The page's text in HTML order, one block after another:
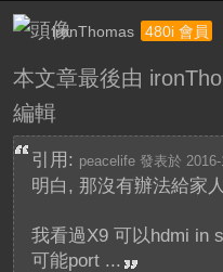
ironThomas 480i 會員
本文章最後由
編輯
引用: peacelife 發表於
明白, 那沒有辦法給家
我看過X9 可以hdmi in
可能port ...